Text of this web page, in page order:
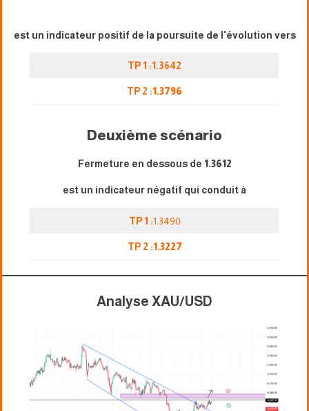
est un indicateur positif de la poursuite de l'évolution vers
TP 1 :1.3642
TP 2 :1.3796
Deuxième scénario
Fermeture en dessous de 1.3612
est un indicateur négatif qui conduit à
TP 1 :1.3490
TP 2 :1.3227
Analyse XAU/USD